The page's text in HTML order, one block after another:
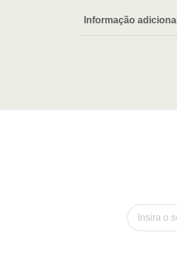
Informação adicional